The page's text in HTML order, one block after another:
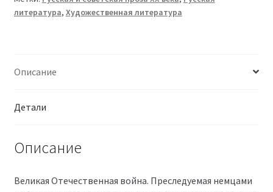
литература, Художественная литература
Описание
Детали
Описание
Великая Отечественная война. Преследуемая немцами